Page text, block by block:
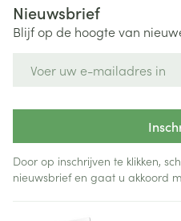
Nieuwsbrief
Blijf op de hoogte van
Door op inschrijven te klikken,
nieuwsbrief en gaat u akkoord